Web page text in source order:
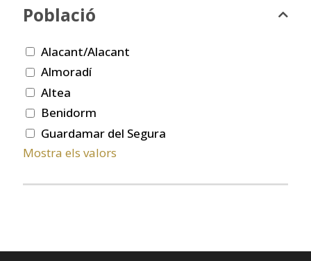
Població
Alacant/Alacant
Almoradí
Altea
Benidorm
Guardamar del Segura
Mostra els valors